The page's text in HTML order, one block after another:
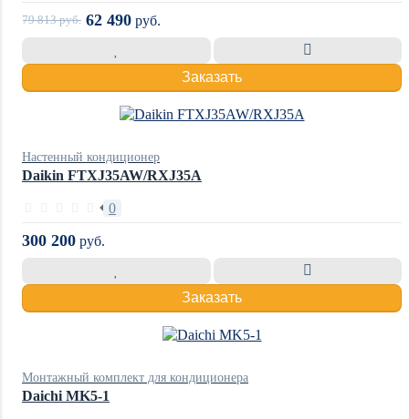
79 813руб. 62 490 руб.
Заказать
Настенный кондиционер
Daikin FTXJ35AW/RXJ35A
0
300 200 руб.
Заказать
Монтажный комплект для кондиционера
Daichi MK5-1